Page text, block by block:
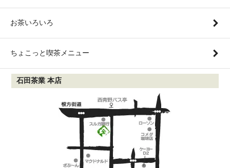
お茶いろいろ
ちょこっと喫茶メニュー
石田茶業 本店